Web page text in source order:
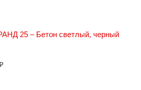
25 – Бетон светлый, черный